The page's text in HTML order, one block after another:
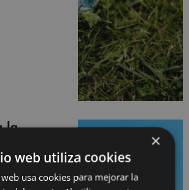
la
×
web utiliza cookies
usa cookies para mejorar la